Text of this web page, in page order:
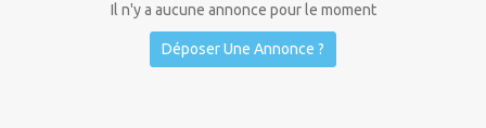
Il n'y a aucune annonce pour le moment
Déposer Une Annonce ?